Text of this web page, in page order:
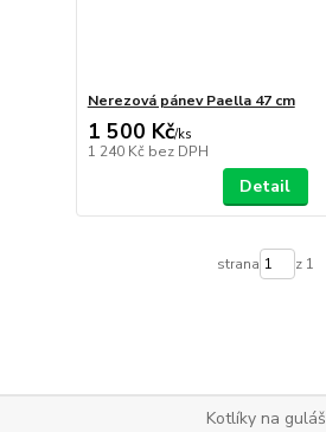
Nerezová pánev Paella 47 cm
1 500 Kč/ks
1 240 Kč bez DPH
Detail
strana z 1
Kotlíky na guláš